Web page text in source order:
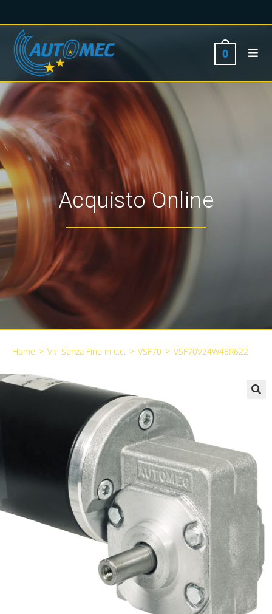
0
Acquisto Online
Home > Viti Senza Fine in c.c. > VSF70 > VSF70V24W45R622